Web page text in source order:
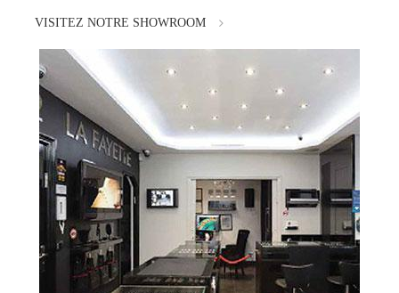
VISITEZ NOTRE SHOWROOM